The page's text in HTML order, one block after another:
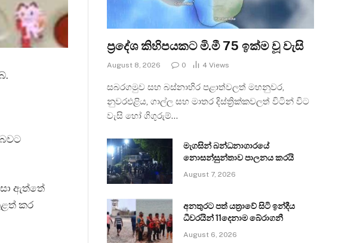
ඇත්තේ
කර
ප්‍රදේශ කිහිපයකට මි.මී 75 ඉක්ම වූ වැසි
August 8, 2026 0 4 Views
සබරගමුව සහ බස්නාහිර පළාත්වලත් මහනුවර,
නුවරඑළිය, ගාල්ල සහ මාතර දිස්ත්‍රික්කවලත් විටින් විට
වැසි හෝ ගිගුරුම්…
මැගසින් බන්ධනාගාරයේ
නොසන්සුන්තාව පාලනය කරයි
August 7, 2026
අනතුරට පත් යත්‍රාවේ සිටි ඉන්දීය
ධීවරයින් 11දෙනාම බේරාගනී
August 6, 2026